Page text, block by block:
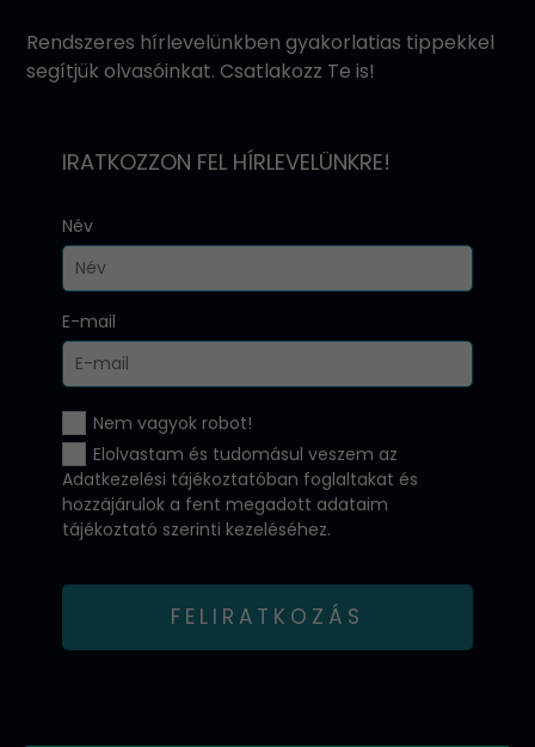
Rendszeres hírlevelünkben gyakorlatias tippekkel
segítjük olvasóinkat. Csatlakozz Te is!
IRATKOZZON FEL HÍRLEVELÜNKRE!
Név
E-mail
Nem vagyok robot!
Elolvastam és tudomásul veszem az
Adatkezelési tájékoztatóban foglaltakat és
hozzájárulok a fent megadott adataim
tájékoztató szerinti kezeléséhez.
FELIRATKOZÁS